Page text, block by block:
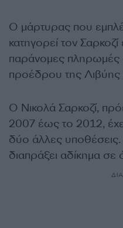
Ο μάρτυρας που
κατηγορεί τον
παράνομες πληρωμές
προέδρου της
Ο Νικολά Σαρκοζί,
2007 έως το 2012,
δύο άλλες υποθέσεις.
διαπράξει αδίκημα σε